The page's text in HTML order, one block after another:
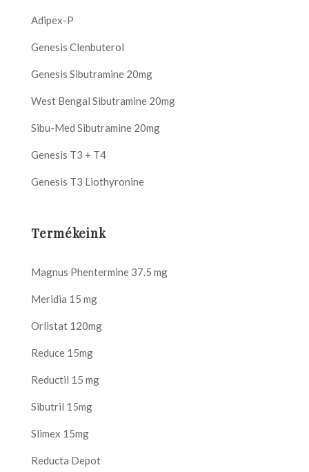
Adipex-P
Genesis Clenbuterol
Genesis Sibutramine 20mg
West Bengal Sibutramine 20mg
Sibu-Med Sibutramine 20mg
Genesis T3 + T4
Genesis T3 Liothyronine
Termékeink
Magnus Phentermine 37.5 mg
Meridia 15 mg
Orlistat 120mg
Reduce 15mg
Reductil 15 mg
Sibutril 15mg
Slimex 15mg
Reducta Depot